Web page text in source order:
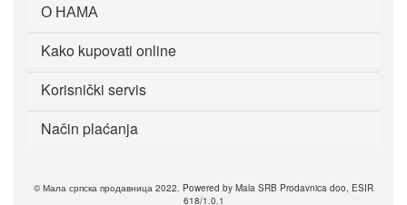
О НАМА
Kako kupovati online
Korisnički servis
Način plaćanja
© Мала српска продавница 2022. Powered by Mala SRB Prodavnica doo, ESIR
618/1.0.1